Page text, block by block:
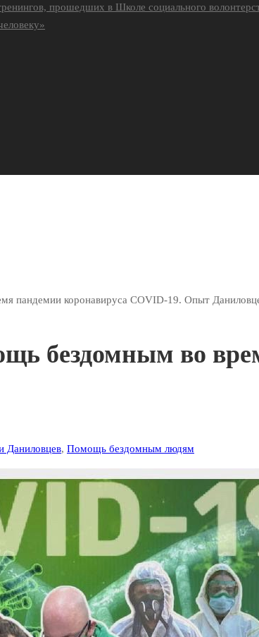
прошедших в Школе социального
пандемии коронавируса COVID-19. Опыт
бездомным во
Даниловцев, Помощь бездомным людям